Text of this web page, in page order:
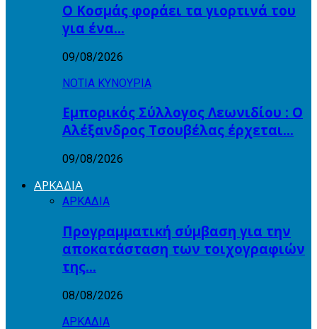
Ο Κοσμάς φοράει τα γιορτινά του
για ένα…
09/08/2026
ΝΟΤΙΑ ΚΥΝΟΥΡΙΑ
Εμπορικός Σύλλογος Λεωνιδίου : Ο
Αλέξανδρος Τσουβέλας έρχεται…
09/08/2026
ΑΡΚΑΔΙΑ
ΑΡΚΑΔΙΑ
Προγραμματική σύμβαση για την
αποκατάσταση των τοιχογραφιών
της…
08/08/2026
ΑΡΚΑΔΙΑ